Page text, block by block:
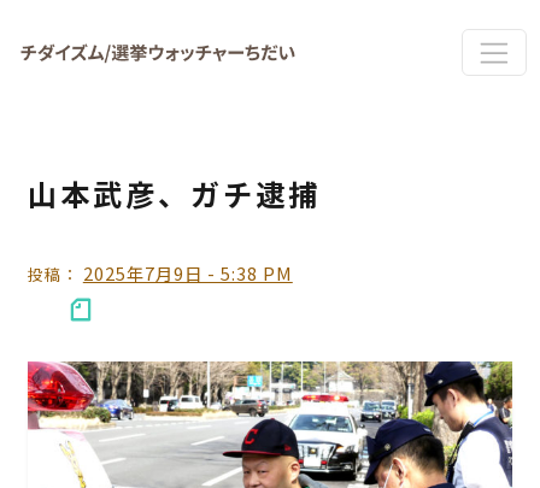
山本武彦、ガチ逮捕
投稿： 2025年7月9日 - 5:38 PM